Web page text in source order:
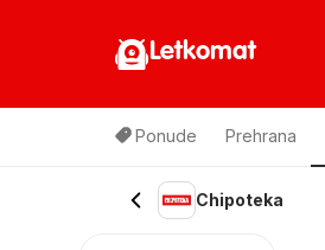
Letkomat
Ponude Prehrana
Chipoteka